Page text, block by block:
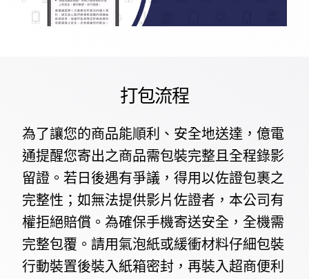
打包流程
為了讓您的商品能順利、安全地送達，億電
通提醒您寄出之商品需包裝完整且全程錄影
留證。若日後遇有爭議，得用以佐證包裹之
完整性；如無法提供影片佐證者，本公司有
權拒絕賠償。為確保手機寄送安全，全機需
完整包覆。請用氣泡紙或緩衝材料仔細包裝
行動裝置後裝入紙箱密封，再裝入超商便利